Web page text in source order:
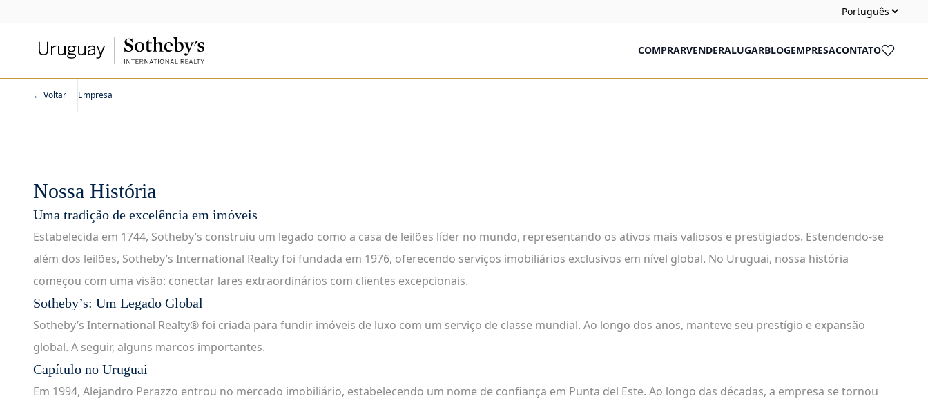
COMPRARVENDERALUGARBLOGEMPRESACONTATO
← Voltar Empresa
Nossa História
Uma tradição de excelência em imóveis
Estabelecida em 1744, Sotheby’s construiu um legado como a casa de leilões líder no mundo, representando os ativos mais valiosos e prestigiados. Estendendo-se
além dos leilões, Sotheby’s International Realty foi fundada em 1976, oferecendo serviços imobiliários exclusivos em nível global. No Uruguai, nossa história
começou com uma visão: conectar lares extraordinários com clientes excepcionais.
Sotheby’s: Um Legado Global
Sotheby’s International Realty® foi criada para fundir imóveis de luxo com um serviço de classe mundial. Ao longo dos anos, manteve seu prestígio e expansão
global. A seguir, alguns marcos importantes.
Capítulo no Uruguai
Em 1994, Alejandro Perazzo entrou no mercado imobiliário, estabelecendo um nome de confiança em Punta del Este. Ao longo das décadas, a empresa se tornou